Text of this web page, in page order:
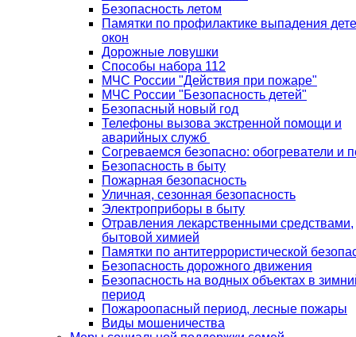
Безопасность летом
Памятки по профилактике выпадения
окон
Дорожные ловушки
Способы набора 112
МЧС России "Действия при пожаре"
МЧС России "Безопасность детей"
Безопасный новый год
Телефоны вызова экстренной помощи и
аварийных служб
Согреваемся безопасно: обогреватели и
Безопасность в быту
Пожарная безопасность
Уличная, сезонная безопасность
Электроприборы в быту
Отравления лекарственными средствами,
бытовой химией
Памятки по антитеррористической
Безопасность дорожного движения
Безопасность на водных объектах в
период
Пожароопасный период, лесные пожары
Виды мошеничества